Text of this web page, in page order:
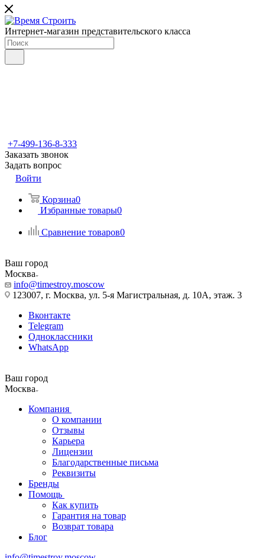
Интернет-магазин представительского класса
+7-499-136-8-333
Заказать звонок
Задать вопрос
Войти
Корзина0
Избранные товары0
Сравнение товаров0
Ваш город
Москва
info@timestroy.moscow
123007, г. Москва, ул. 5-я Магистральная, д. 10А, этаж. 3
Вконтакте
Telegram
Одноклассники
WhatsApp
Ваш город
Москва
Компания
О компании
Отзывы
Карьера
Лицензии
Благодарственные письма
Реквизиты
Бренды
Помощь
Как купить
Гарантия на товар
Возврат товара
Блог